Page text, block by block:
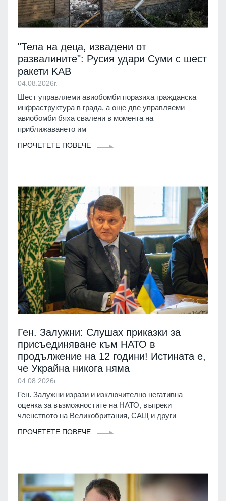
"Тела на деца, извадени от
развалините": Русия удари Суми с шест
ракети KAB
04.08.2026г.
Шест управляеми авиобомби поразиха гражданска
инфраструктура в града, а още две управляеми
авиобомби бяха свалени в момента на
приближаването им
ПРОЧЕТЕТЕ ПОВЕЧЕ
Ген. Залужни: Слушах приказки за
присъединяване към НАТО в
продължение на 12 години! Истината е,
че Украйна никога няма
04.08.2026г.
Ген. Залужни изрази и изключително негативна
оценка за възможностите на НАТО, въпреки
членството на Великобритания, САЩ и други
ПРОЧЕТЕТЕ ПОВЕЧЕ